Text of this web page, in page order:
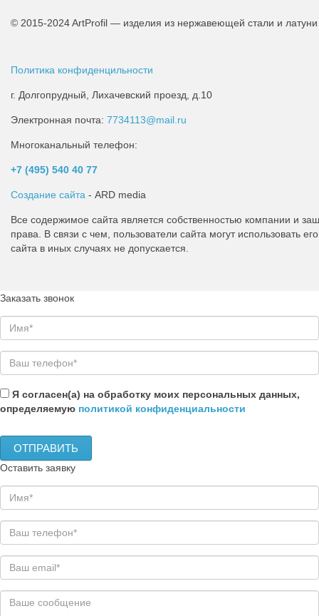
© 2015-2024 ArtProfil — изделия из нержавеющей стали и латуни
Политика конфиденцильности
г. Долгопрудный, Лихачевский проезд, д.10
Электронная почта: 7734113@mail.ru
Многоканальный телефон:
+7 (495) 540 40 77
Создание сайта - ARD media
Все содержимое сайта является собственностью компании и
права. В связи с чем, пользователи сайта могут использовать
сайта в иных случаях не допускается.
Заказать звонок
Я согласен(а) на обработку моих персональных данных,
определяемую политикой конфиденциальности
Оставить заявку